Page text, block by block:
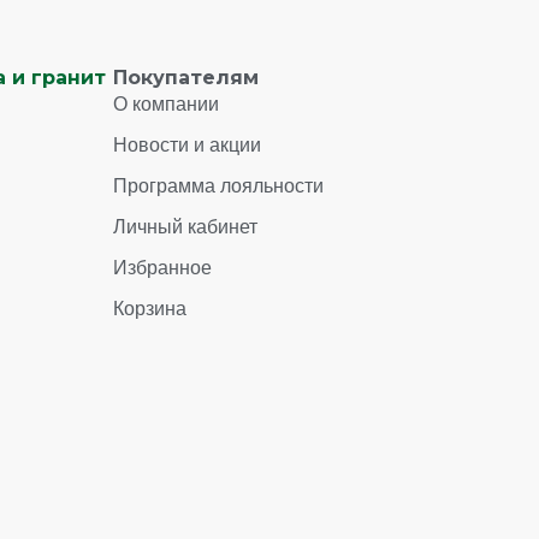
и гранит Покупателям
О компании
Новости и акции
Программа лояльности
Личный кабинет
Избранное
Корзина